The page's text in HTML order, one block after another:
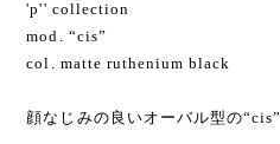
'p'' collection
mod. “cis”
col. matte ruthenium black
顔なじみの良いオーバル型の“cis”